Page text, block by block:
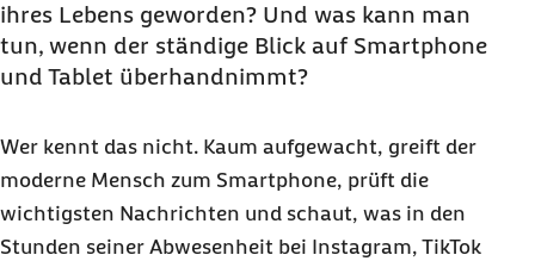
ihres Lebens geworden? Und was kann man
tun, wenn der ständige Blick auf Smartphone
und Tablet überhandnimmt?
Wer kennt das nicht. Kaum aufgewacht, greift der
moderne Mensch zum Smartphone, prüft die
wichtigsten Nachrichten und schaut, was in den
Stunden seiner Abwesenheit bei Instagram, TikTok